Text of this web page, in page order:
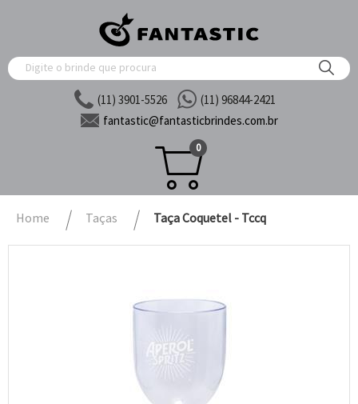
(11) 3901-5526
(11) 96844-2421
fantastic@fantasticbrindes.com.br
0
Home Taças Taça Coquetel - Tccq